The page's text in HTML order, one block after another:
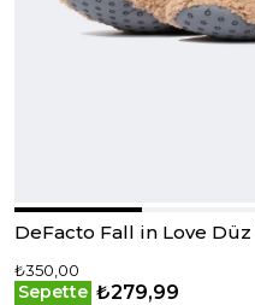
DeFacto Fall in Love
₺350,00
Sepette ₺279,99